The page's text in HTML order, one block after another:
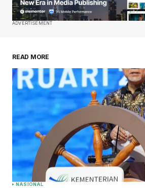
ADVERTISEMENT
READ MORE
NASIONAL